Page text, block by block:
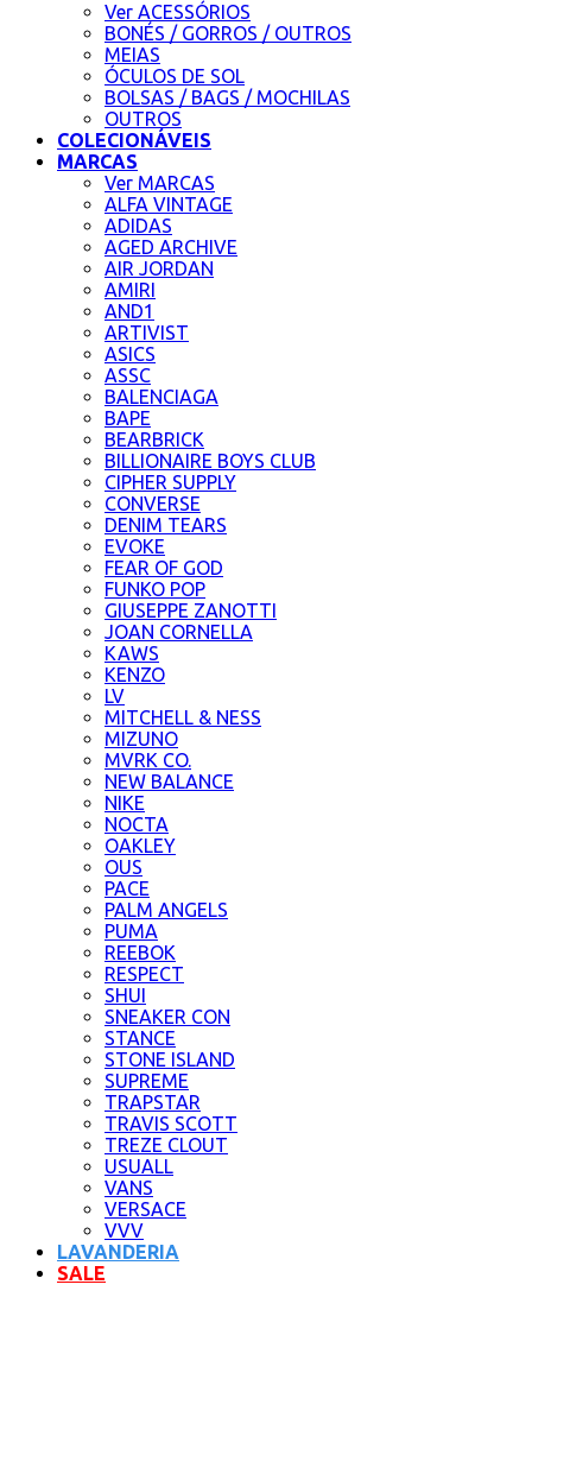
Ver ACESSÓRIOS
BONÉS / GORROS / OUTROS
MEIAS
ÓCULOS DE SOL
BOLSAS / BAGS / MOCHILAS
OUTROS
COLECIONÁVEIS
MARCAS
Ver MARCAS
ALFA VINTAGE
ADIDAS
AGED ARCHIVE
AIR JORDAN
AMIRI
AND1
ARTIVIST
ASICS
ASSC
BALENCIAGA
BAPE
BEARBRICK
BILLIONAIRE BOYS CLUB
CIPHER SUPPLY
CONVERSE
DENIM TEARS
EVOKE
FEAR OF GOD
FUNKO POP
GIUSEPPE ZANOTTI
JOAN CORNELLA
KAWS
KENZO
LV
MITCHELL & NESS
MIZUNO
MVRK CO.
NEW BALANCE
NIKE
NOCTA
OAKLEY
OUS
PACE
PALM ANGELS
PUMA
REEBOK
RESPECT
SHUI
SNEAKER CON
STANCE
STONE ISLAND
SUPREME
TRAPSTAR
TRAVIS SCOTT
TREZE CLOUT
USUALL
VANS
VERSACE
VVV
LAVANDERIA
SALE